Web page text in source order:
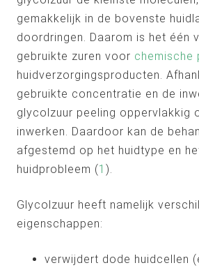
gemakkelijk in de bovenste
doordringen. Daarom is het één
gebruikte zuren voor chemische
huidverzorgingsproducten.
gebruikte concentratie en de
glycolzuur peeling oppervlakkig
inwerken. Daardoor kan de
afgestemd op het huidtype en
huidprobleem (1 ).
Glycolzuur heeft namelijk
eigenschappen:
verwijdert dode huidcellen